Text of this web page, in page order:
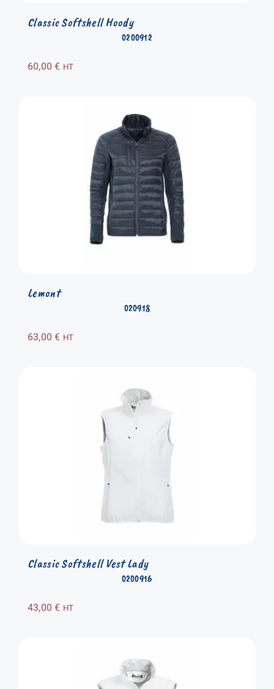
0200912
Classic Softshell Hoody
60,00€ HT
020918
Lemont
63,00€ HT
0200916
Classic Softshell Vest Lady
43,00€ HT